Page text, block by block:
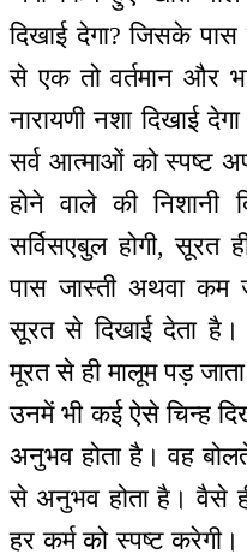
दिखाई देगा? जिसके
से एक तो वर्तमान और
नारायणी नशा दिखाई
सर्व आत्माओं को स्पष्ट
होने वाले की निशानी
सर्विसएबुल होगी, सूरत
पास जास्ती अथवा कम
सूरत से दिखाई देता
मूरत से ही मालूम पड़
उनमें भी कई ऐसे चिन्ह
अनुभव होता है। वह
से अनुभव होता है। वैसे
हर कर्म को स्पष्ट